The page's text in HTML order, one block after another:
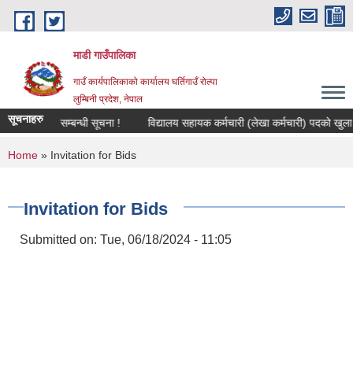
Skip to main content
माडी गाउँपालिका
गाउँ कार्यपालिकाको कार्यालय घर्तिगाउँ रोल्पा
लुम्बिनी प्रदेश, नेपाल
सूचनाहरुहुने सम्बन्धी सूचना ! विद्यालय सहायक कर्मचारी (लेखा कर्मचारी) पदको खुला
You are here
Home » Invitation for Bids
Invitation for Bids
Submitted on: Tue, 06/18/2024 - 11:05